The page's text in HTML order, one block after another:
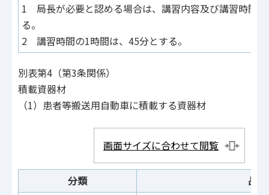
1 局長が必要と認める場合は、講習内容及び講習時間
る。
2 講習時間の1時間は、45分とする。
別表第4（第3条関係）
積載資器材
（1）患者等搬送用自動車に積載する資器材
画面サイズに合わせて閲覧
分類
品名